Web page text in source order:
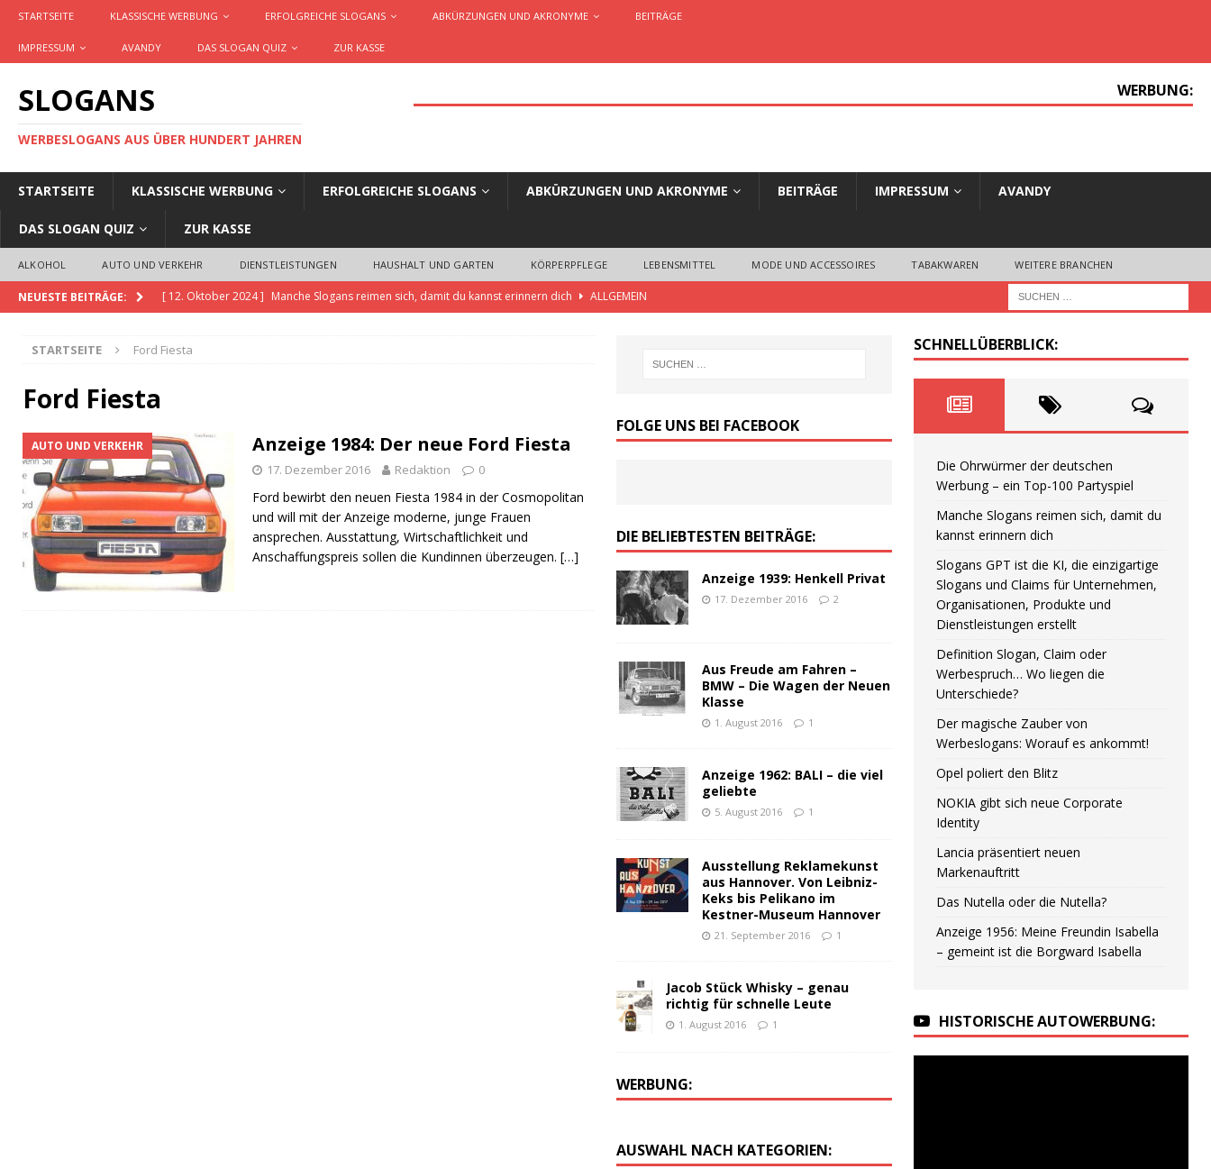
STARTSEITE KLASSISCHE WERBUNG ERFOLGREICHE SLOGANS ABKÜRZUNGEN UND AKRONYME BEITRÄGE
IMPRESSUM AVANDY DAS SLOGAN QUIZ ZUR KASSE
SLOGANS
WERBESLOGANS AUS ÜBER HUNDERT JAHREN
WERBUNG:
STARTSEITE KLASSISCHE WERBUNG ERFOLGREICHE SLOGANS ABKÜRZUNGEN UND AKRONYME BEITRÄGE IMPRESSUM AVANDY
DAS SLOGAN QUIZ ZUR KASSE
ALKOHOL AUTO UND VERKEHR DIENSTLEISTUNGEN HAUSHALT UND GARTEN KÖRPERPFLEGE LEBENSMITTEL MODE UND ACCESSOIRES TABAKWAREN WEITERE BRANCHEN
NEUESTE BEITRÄGE: [ 12. Oktober 2024 ] Manche Slogans reimen sich, damit du kannst erinnern dich
ALLGEMEIN
Produkte und Dienstleistungen erstellt
ALLGEMEIN
[ 1. November 2025 ] Die Ohrwürmer der deutschen Werbung – ein Top-100 Partyspiel
STARTSEITE Ford Fiesta
Ford Fiesta
AUTO UND VERKEHR Anzeige 1984: Der neue Ford Fiesta
17. Dezember 2016 Redaktion 0
Ford bewirbt den neuen Fiesta 1984 in der Cosmopolitan
und will mit der Anzeige moderne, junge Frauen
ansprechen. Ausstattung, Wirtschaftlichkeit und
Anschaffungspreis sollen die Kundinnen überzeugen. […]
FOLGE UNS BEI FACEBOOK
DIE BELIEBTESTEN BEITRÄGE:
Anzeige 1939: Henkell Privat
17. Dezember 2016 2
Aus Freude am Fahren –
BMW – Die Wagen der Neuen
Klasse
1. August 2016 1
Anzeige 1962: BALI – die viel
geliebte
5. August 2016 1
Ausstellung Reklamekunst
aus Hannover. Von Leibniz-
Keks bis Pelikano im
Kestner-Museum Hannover
21. September 2016 1
Jacob Stück Whisky – genau
richtig für schnelle Leute
1. August 2016 1
WERBUNG:
AUSWAHL NACH KATEGORIEN:
SCHNELLÜBERBLICK:
Die Ohrwürmer der deutschen
Werbung – ein Top-100 Partyspiel
Manche Slogans reimen sich, damit du
kannst erinnern dich
Slogans GPT ist die KI, die einzigartige
Slogans und Claims für Unternehmen,
Organisationen, Produkte und
Dienstleistungen erstellt
Definition Slogan, Claim oder
Werbespruch… Wo liegen die
Unterschiede?
Der magische Zauber von
Werbeslogans: Worauf es ankommt!
Opel poliert den Blitz
NOKIA gibt sich neue Corporate
Identity
Lancia präsentiert neuen
Markenauftritt
Das Nutella oder die Nutella?
Anzeige 1956: Meine Freundin Isabella
– gemeint ist die Borgward Isabella
HISTORISCHE AUTOWERBUNG: